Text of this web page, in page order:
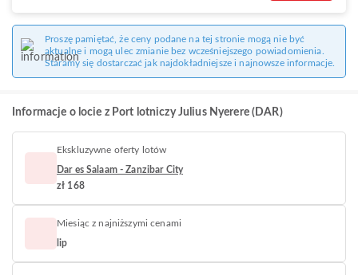
Proszę pamiętać, że ceny podane na tej stronie mogą nie być
aktualne i mogą ulec zmianie bez wcześniejszego powiadomienia.
Staramy się dostarczać jak najdokładniejsze i najnowsze informacje.
Informacje o locie z Port lotniczy Julius Nyerere (DAR)
Ekskluzywne oferty lotów
Dar es Salaam - Zanzibar City
zł 168
Miesiąc z najniższymi cenami
lip